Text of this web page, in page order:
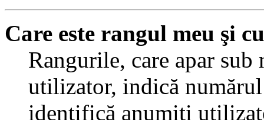
Care este rangul meu şi
Rangurile, care apar sub
utilizator, indică numărul
identifică anumiţi